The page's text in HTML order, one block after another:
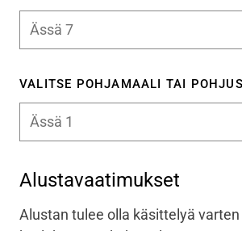
VALITSE POHJAMAALI TAI
Alustavaatimukset
Alustan tulee olla käsittelyä